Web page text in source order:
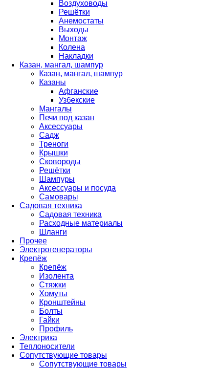
Воздуховоды
Решётки
Анемостаты
Выходы
Монтаж
Колена
Накладки
Казан, мангал, шампур
Казан, мангал, шампур
Казаны
Афганские
Узбекские
Мангалы
Печи под казан
Аксессуары
Садж
Треноги
Крышки
Сковороды
Решётки
Шампуры
Аксессуары и посуда
Самовары
Садовая техника
Садовая техника
Расходные материалы
Шланги
Прочее
Электрогенераторы
Крепёж
Крепёж
Изолента
Стяжки
Хомуты
Кронштейны
Болты
Гайки
Профиль
Электрика
Теплоносители
Сопутствующие товары
Сопутствующие товары